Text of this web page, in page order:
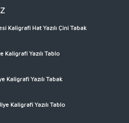
Kaligrafi Hat Yazılı Çini Tabak
Kaligrafi Yazılı Tablo
Kaligrafi Yazılı Tabak
Kaligrafi Yazılı Tablo